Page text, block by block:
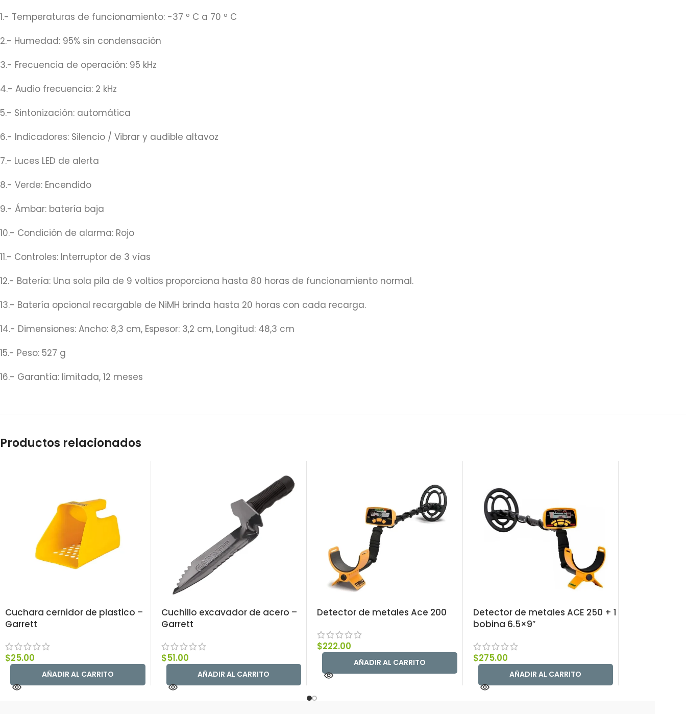
1.- Temperaturas de funcionamiento: -37 º C a 70 º C
2.- Humedad: 95% sin condensación
3.- Frecuencia de operación: 95 kHz
4.- Audio frecuencia: 2 kHz
5.- Sintonización: automática
6.- Indicadores: Silencio / Vibrar y audible altavoz
7.- Luces LED de alerta
8.- Verde: Encendido
9.- Ámbar: batería baja
10.- Condición de alarma: Rojo
11.- Controles: Interruptor de 3 vías
12.- Batería: Una sola pila de 9 voltios proporciona hasta 80 horas de funcionamiento normal.
13.- Batería opcional recargable de NiMH brinda hasta 20 horas con cada recarga.
14.- Dimensiones: Ancho: 8,3 cm, Espesor: 3,2 cm, Longitud: 48,3 cm
15.- Peso: 527 g
16.- Garantía: limitada, 12 meses
Productos relacionados
Cuchara cernidor de plastico –
Garrett
$25.00
AÑADIR AL CARRITO
Cuchillo excavador de acero –
Garrett
$51.00
AÑADIR AL CARRITO
Detector de metales Ace 200
$222.00
AÑADIR AL CARRITO
Detector de metales ACE 250 + 1
bobina 6.5×9″
$275.00
AÑADIR AL CARRITO